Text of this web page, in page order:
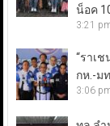
น็อค
3:21
“ราเ
กห.-ม
3:06